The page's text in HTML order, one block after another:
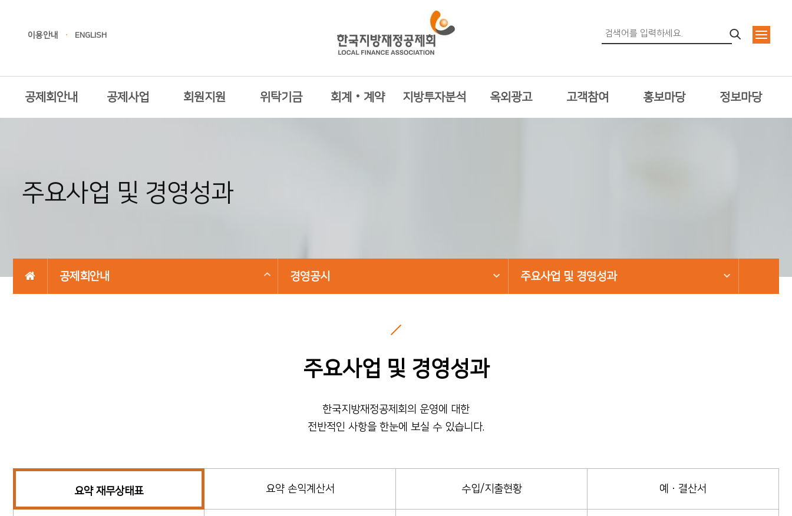
이용안내 ENGLISH
공제회안내 공제사업 회원지원 위탁기금 회계‧계약 지방투자분석 옥외광고 고객참여 홍보마당 정보마당
주요사업 및 경영성과
공제회안내 경영공시 주요사업 및 경영성과
주요사업 및 경영성과
한국지방재정공제회의 운영에 대한
전반적인 사항을 한눈에 보실 수 있습니다.
요약 재무상태표 요약 손익계산서 수입/지출현황 예ㆍ결산서